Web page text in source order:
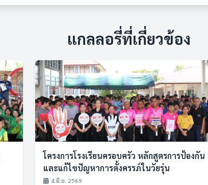
แกลลอรี่ที่เกี่ยวข้อง
โครงการโรงเรียนครอบครัว หลักสูตรการป้องกัน
และแก้ไขปัญหาการตั้งครรภ์ในวัยรุ่น
4 มิ.ย. 2569